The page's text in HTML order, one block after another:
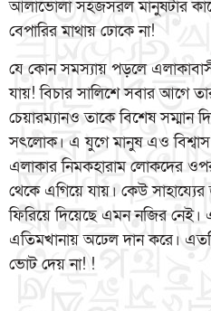
আলাভোলা সহজসরল মানুষটার
বেপারির মাথায় ঢোকে না!
যে কোন সমস্যায় পড়লে
যায়! বিচার সালিশে সবার আগে
চেয়ারম্যানও তাকে বিশেষ
সৎলোক। এ যুগে মানুষ এও
এলাকার নিমকহারাম লোকদের
থেকে এগিয়ে যায়। কেউ
ফিরিয়ে দিয়েছে এমন নজির নেই।
এতিমখানায় অঢেল দান করে।
ভোট দেয় না! !